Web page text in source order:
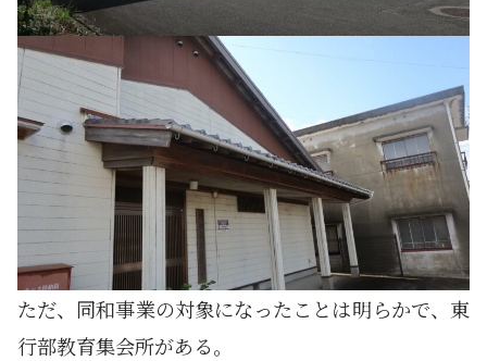
ただ、同和事業の対象になったことは明らかで、東
行部教育集会所がある。